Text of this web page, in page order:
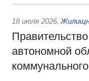
18 июля 2026,
автономной